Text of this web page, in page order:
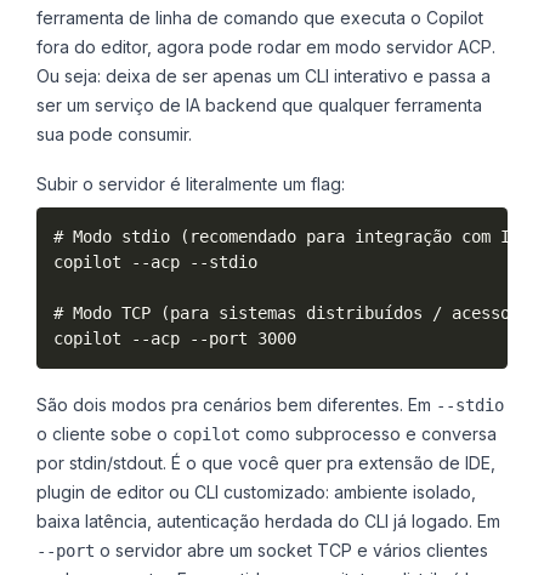
ferramenta de linha de comando que executa o Copilot
fora do editor, agora pode rodar em modo servidor ACP.
Ou seja: deixa de ser apenas um CLI interativo e passa a
ser um serviço de IA backend que qualquer ferramenta
sua pode consumir.
Subir o servidor é literalmente um flag:
# Modo stdio (recomendado para integração com
copilot --acp --stdio
# Modo TCP (para sistemas distribuídos / acesso
São dois modos pra cenários bem diferentes. Em --stdio
o cliente sobe o copilot como subprocesso e conversa
por stdin/stdout. É o que você quer pra extensão de IDE,
plugin de editor ou CLI customizado: ambiente isolado,
baixa latência, autenticação herdada do CLI já logado. Em
--port o servidor abre um socket TCP e vários clientes